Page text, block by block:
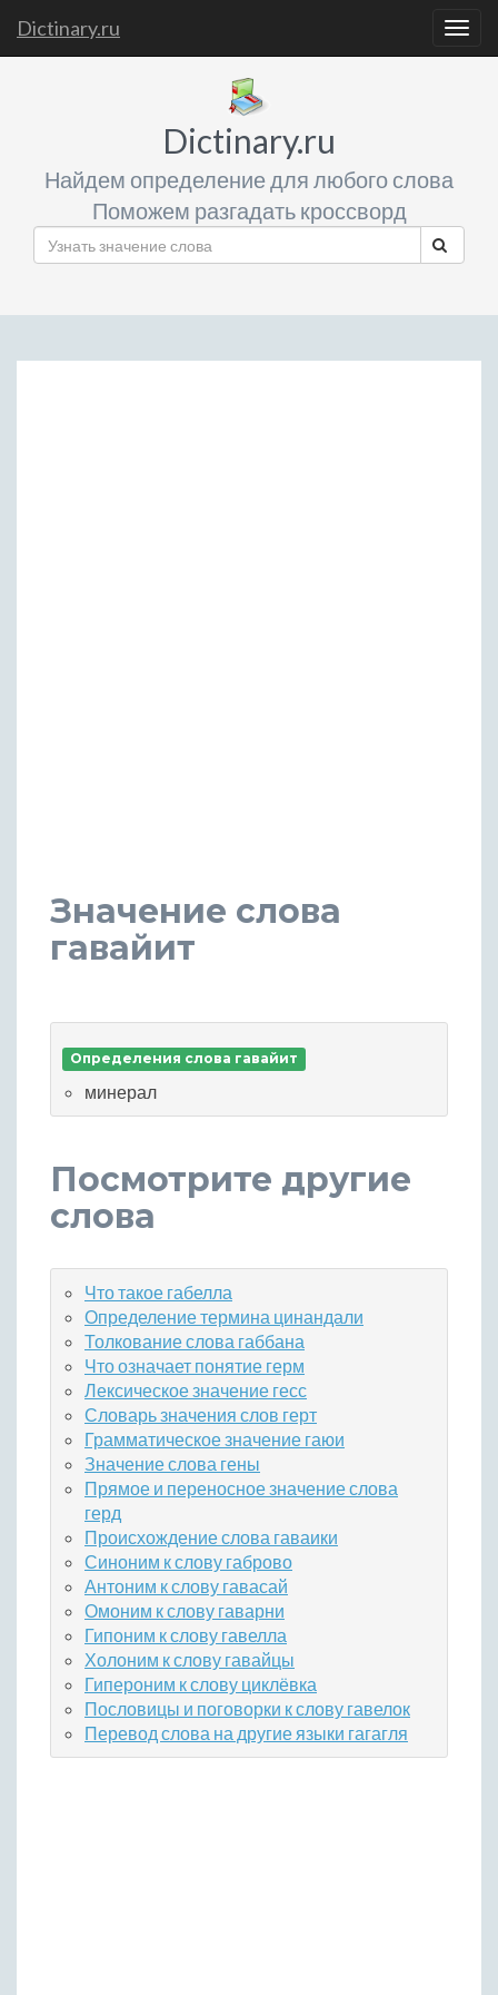
Dictinary.ru
Dictinary.ru
Найдем определение для любого слова
Поможем разгадать кроссворд
Значение слова
гавайит
Определения слова гавайит
минерал
Посмотрите другие
слова
Что такое габелла
Определение термина цинандали
Толкование слова габбана
Что означает понятие герм
Лексическое значение гесс
Словарь значения слов герт
Грамматическое значение гаюи
Значение слова гены
Прямое и переносное значение слова
герд
Происхождение слова гаваики
Синоним к слову габрово
Антоним к слову гавасай
Омоним к слову гаварни
Гипоним к слову гавелла
Холоним к слову гавайцы
Гипероним к слову циклёвка
Пословицы и поговорки к слову гавелок
Перевод слова на другие языки гагагля